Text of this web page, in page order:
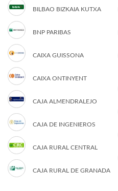
BILBAO BIZKAIA KUTXA
BNP PARIBAS
CAIXA GUISSONA
CAIXA ONTINYENT
CAJA ALMENDRALEJO
CAJA DE INGENIEROS
CAJA RURAL CENTRAL
CAJA RURAL DE GRANADA